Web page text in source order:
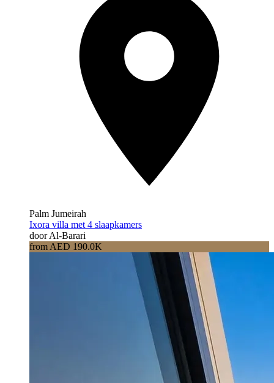
Palm Jumeirah
Ixora villa met 4 slaapkamers
door Al-Barari
from AED 190.0K